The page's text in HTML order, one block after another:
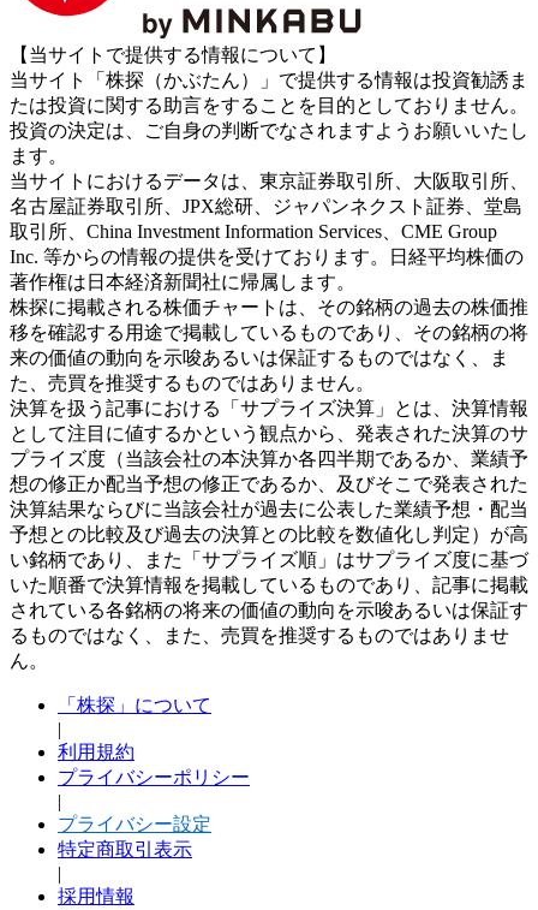
【当サイトで提供する情報について】
当サイト「株探（かぶたん）」で提供する情報は投資勧誘ま
たは投資に関する助言をすることを目的としておりません。
投資の決定は、ご自身の判断でなされますようお願いいたし
ます。
当サイトにおけるデータは、東京証券取引所、大阪取引所、
名古屋証券取引所、JPX総研、ジャパンネクスト証券、堂島
取引所、China Investment Information Services、CME Group
Inc. 等からの情報の提供を受けております。日経平均株価の
著作権は日本経済新聞社に帰属します。
株探に掲載される株価チャートは、その銘柄の過去の株価推
移を確認する用途で掲載しているものであり、その銘柄の将
来の価値の動向を示唆あるいは保証するものではなく、ま
た、売買を推奨するものではありません。
決算を扱う記事における「サプライズ決算」とは、決算情報
として注目に値するかという観点から、発表された決算のサ
プライズ度（当該会社の本決算か各四半期であるか、業績予
想の修正か配当予想の修正であるか、及びそこで発表された
決算結果ならびに当該会社が過去に公表した業績予想・配当
予想との比較及び過去の決算との比較を数値化し判定）が高
い銘柄であり、また「サプライズ順」はサプライズ度に基づ
いた順番で決算情報を掲載しているものであり、記事に掲載
されている各銘柄の将来の価値の動向を示唆あるいは保証す
るものではなく、また、売買を推奨するものではありませ
ん。
「株探」について
|
利用規約
プライバシーポリシー
|
プライバシー設定
特定商取引表示
|
採用情報